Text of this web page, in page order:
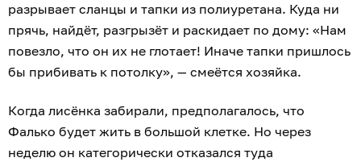
разрывает сланцы и тапки из полиуретана. Куда ни
прячь, найдёт, разгрызёт и раскидает по дому: «Нам
повезло, что он их не глотает! Иначе тапки пришлось
бы прибивать к потолку», — смеётся хозяйка.
Когда лисёнка забирали, предполагалось, что
Фалько будет жить в большой клетке. Но через
неделю он категорически отказался туда